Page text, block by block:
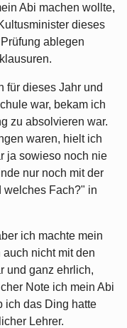
Abi machen wollte,
dieses
ablegen
für dieses Jahr und
war, bekam ich
zu absolvieren war.
waren, hielt ich
ja sowieso noch nie
nur noch mit der
welches Fach?" in
ich machte mein
nicht mit den
und ganz ehrlich,
Note ich mein Abi
ich das Ding hatte
Lehrer.